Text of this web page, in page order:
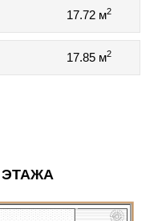
17.72 м2
17.85 м2
ЭТАЖА